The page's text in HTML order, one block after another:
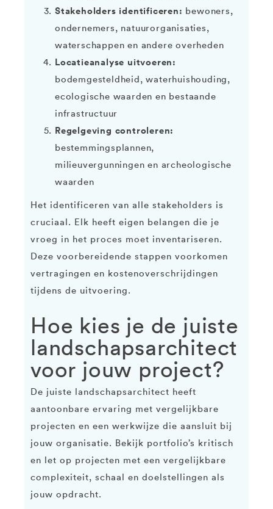
Stakeholders identificeren: bewoners,
ondernemers, natuurorganisaties,
waterschappen en andere overheden
Locatieanalyse uitvoeren:
bodemgesteldheid, waterhuishouding,
ecologische waarden en bestaande
infrastructuur
Regelgeving controleren:
bestemmingsplannen,
milieuvergunningen en archeologische
waarden
Het identificeren van alle stakeholders is
cruciaal. Elk heeft eigen belangen die je
vroeg in het proces moet inventariseren.
Deze voorbereidende stappen voorkomen
vertragingen en kostenoverschrijdingen
tijdens de uitvoering.
Hoe kies je de juiste
landschapsarchitect
voor jouw project?
De juiste landschapsarchitect heeft
aantoonbare ervaring met vergelijkbare
projecten en een werkwijze die aansluit bij
jouw organisatie. Bekijk portfolio’s kritisch
en let op projecten met een vergelijkbare
complexiteit, schaal en doelstellingen als
jouw opdracht.